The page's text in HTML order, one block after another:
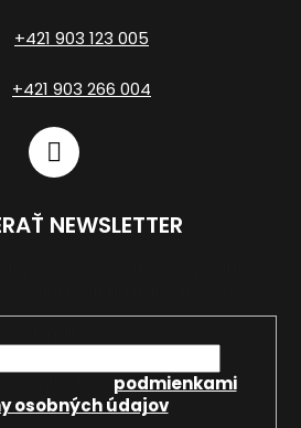
+421 903 123 005
+421 903 266 004
NEWSLETTER
podmienkami
osobných údajov.